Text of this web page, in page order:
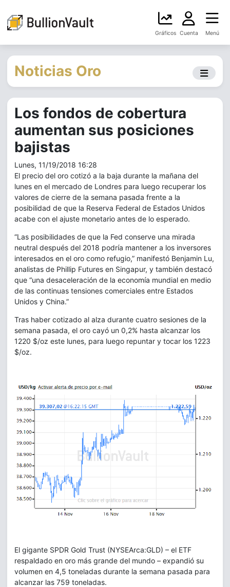
Gráficos Cuenta Menú
Noticias Oro
Los fondos de cobertura
aumentan sus posiciones
bajistas
Lunes, 11/19/2018 16:28
El precio del oro cotizó a la baja durante la mañana del
lunes en el mercado de Londres para luego recuperar los
valores de cierre de la semana pasada frente a la
posibilidad de que la Reserva Federal de Estados Unidos
acabe con el ajuste monetario antes de lo esperado.
“Las posibilidades de que la Fed conserve una mirada
neutral después del 2018 podría mantener a los inversores
interesados en el oro como refugio,” manifestó Benjamin Lu,
analistas de Phillip Futures en Singapur, y también destacó
que “una desaceleración de la economía mundial en medio
de las continuas tensiones comerciales entre Estados
Unidos y China.”
Tras haber cotizado al alza durante cuatro sesiones de la
semana pasada, el oro cayó un 0,2% hasta alcanzar los
1220 $/oz este lunes, para luego repuntar y tocar los 1223
$/oz.
El gigante SPDR Gold Trust (NYSEArca:GLD) – el ETF
respaldado en oro más grande del mundo – expandió su
volumen en 4,5 toneladas durante la semana pasada para
alcanzar las 759 toneladas.